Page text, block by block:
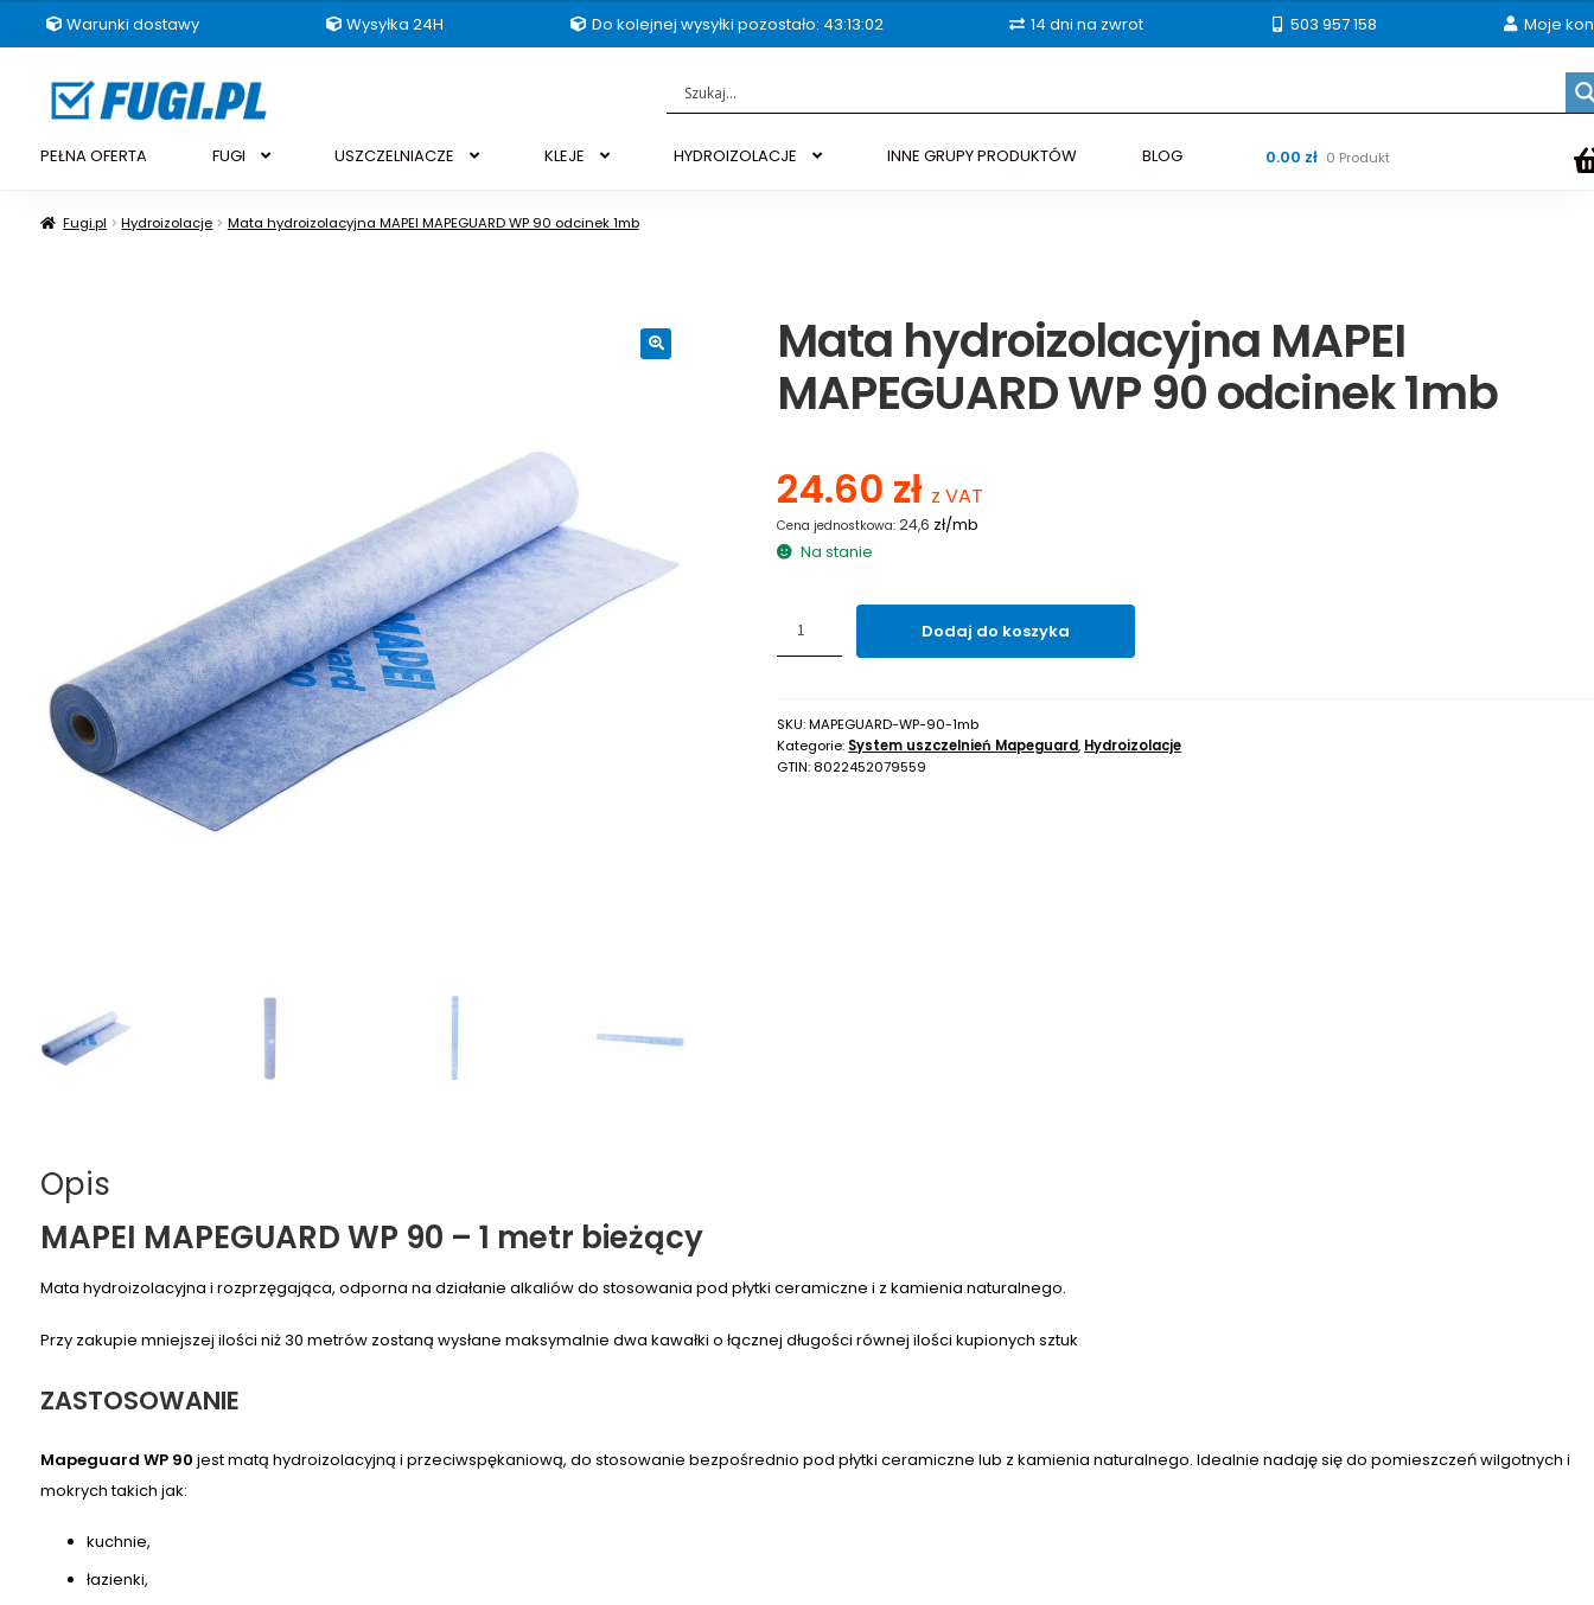
Warunki dostawy Wysyłka 24H Do kolejnej wysyłki pozostało: 43:13:01 14 dni na zwrot 503 957 158 Moje
Przejdź
Przejdź
PEŁNA OFERTA
FUGI USZCZELNIACZE KLEJE HYDROIZOLACJE INNE GRUPY PRODUKTÓW BLOG 0.00 zł 0 Produkt
Fugi.pl Hydroizolacje Mata hydroizolacyjna MAPEI MAPEGUARD WP 90 odcinek 1mb
Mata hydroizolacyjna MAPEI
MAPEGUARD WP 90 odcinek 1mb
24.60 zł z VAT
24,6 zł/mb
Na stanie
Mata
MAPEGUARD
WP
90
Dodaj do koszyka
SKU:MAPEGUARD-WP-90-1mb
Kategorie: System uszczelnień Mapeguard, Hydroizolacje
GTIN: 8022452079559
Opis
MAPEI MAPEGUARD WP 90 – 1 metr bieżący
Mata hydroizolacyjna i rozprzęgająca, odporna na działanie alkaliów do stosowania pod płytki ceramiczne i z kamienia naturalnego.
Przy zakupie mniejszej ilości niż 30 metrów zostaną wysłane maksymalnie dwa kawałki o łącznej długości równej ilości kupionych sztuk
ZASTOSOWANIE
Mapeguard WP 90 jest matą hydroizolacyjną i przeciwspękaniową, do stosowanie bezpośrednio pod płytki ceramiczne lub z kamienia naturalnego. Idealnie nadaję się do pomieszczeń wilgotnych i
mokrych takich jak:
kuchnie,
łazienki,